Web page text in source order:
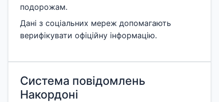
подорожам.
Дані з соціальних мереж допомагають
верифікувати офіційну інформацію.
Система повідомлень
Накордоні